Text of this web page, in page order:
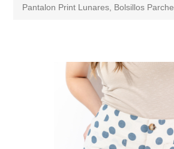
Pantalon Print Lunares, Bolsillos Parche